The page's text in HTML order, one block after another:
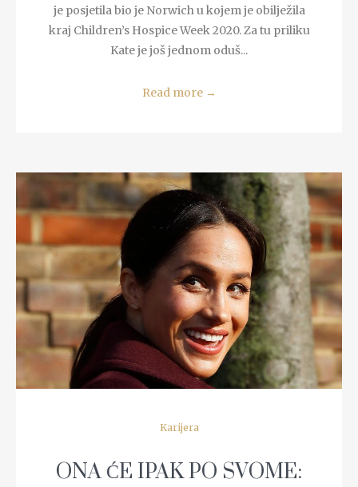
je posjetila bio je Norwich u kojem je obilježila
kraj Children’s Hospice Week 2020. Za tu priliku
Kate je još jednom oduš...
Read more →
READ MORE
Karijera
ONA ĆE IPAK PO SVOME: